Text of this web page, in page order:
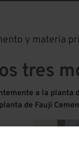
y materia
tres
a la
de Fauji
de